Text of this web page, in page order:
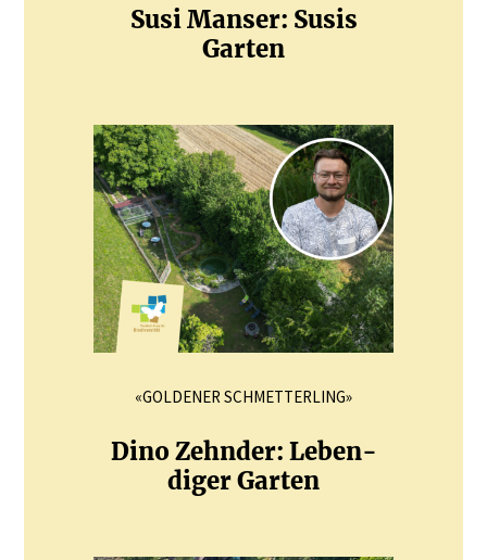
Susi Manser: Susis
Garten
«GOLDENER SCHMETTERLING»
Dino Zehnder: Leben­
diger Garten